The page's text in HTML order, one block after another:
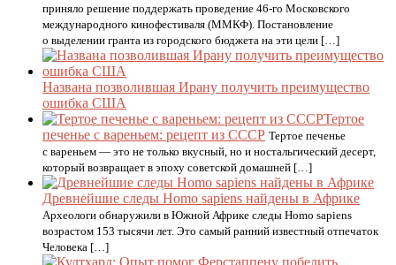
приняло решение поддержать проведение 46-го Московского
международного кинофестиваля (ММКФ). Постановление
о выделении гранта из городского бюджета на эти цели […]
Названа позволившая Ирану получить преимущество
ошибка США
Тертое
печенье с вареньем: рецепт из СССР Тертое печенье
с вареньем — это не только вкусный, но и ностальгический десерт,
который возвращает в эпоху советской домашней […]
Древнейшие следы Homo sapiens найдены в Африке
Археологи обнаружили в Южной Африке следы Homo sapiens
возрастом 153 тысячи лет. Это самый ранний известный отпечаток
Человека […]